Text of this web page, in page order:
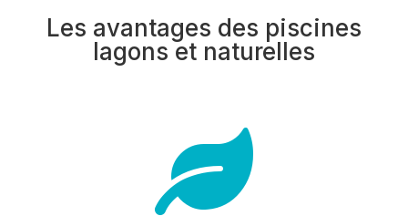
Les avantages des piscines
lagons et naturelles
